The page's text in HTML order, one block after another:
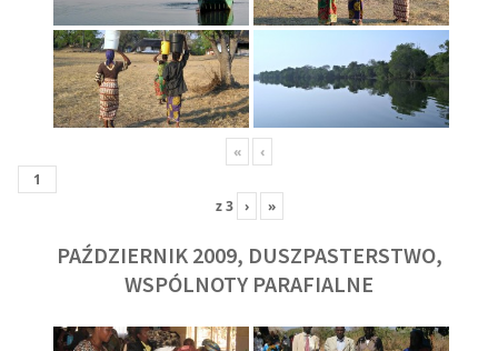
« ‹
z3 › »
PAŹDZIERNIK 2009, DUSZPASTERSTWO,
WSPÓLNOTY PARAFIALNE